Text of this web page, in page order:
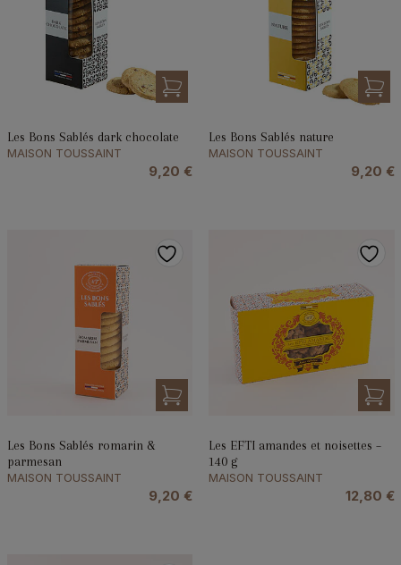
Les Bons Sablés dark chocolate
MAISON TOUSSAINT
9,20 €
Les Bons Sablés nature
MAISON TOUSSAINT
9,20 €
Les Bons Sablés romarin &
parmesan
MAISON TOUSSAINT
9,20 €
Les EFTI amandes et noisettes –
140 g
MAISON TOUSSAINT
12,80 €